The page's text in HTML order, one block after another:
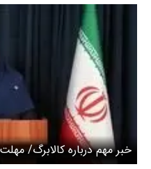
خبر مهم درباره کالابرگ/